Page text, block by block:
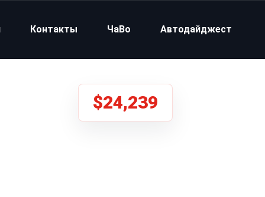
Контакты ЧаВо Автодайджест
$24,239